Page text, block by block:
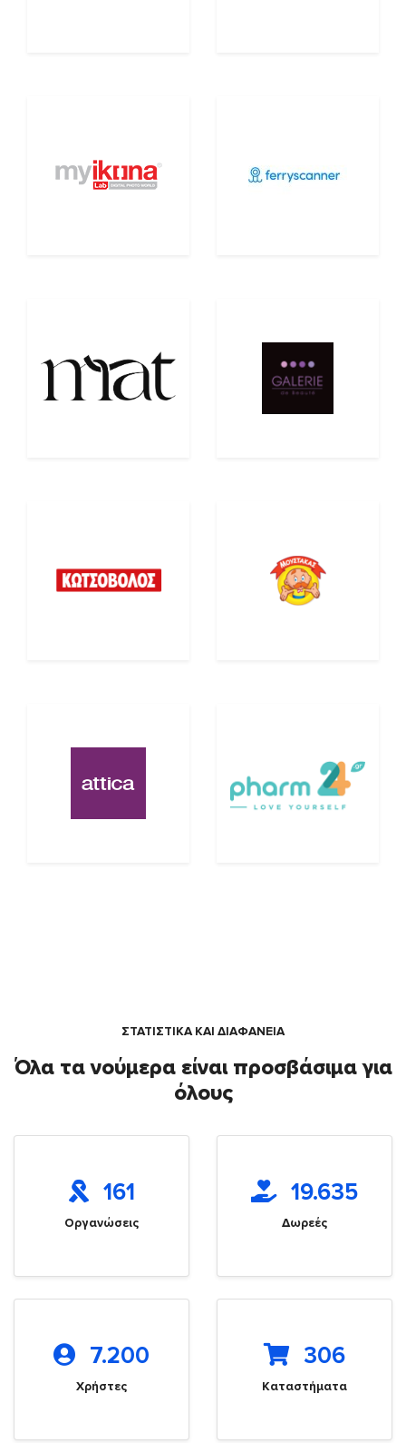
ΣΤΑΤΙΣΤΙΚΑ ΚΑΙ ΔΙΑΦΑΝΕΙΑ
Όλα τα νούμερα είναι προσβάσιμα για
όλους
161
Οργανώσεις
19.635
Δωρεές
7.200
Χρήστες
306
Καταστήματα